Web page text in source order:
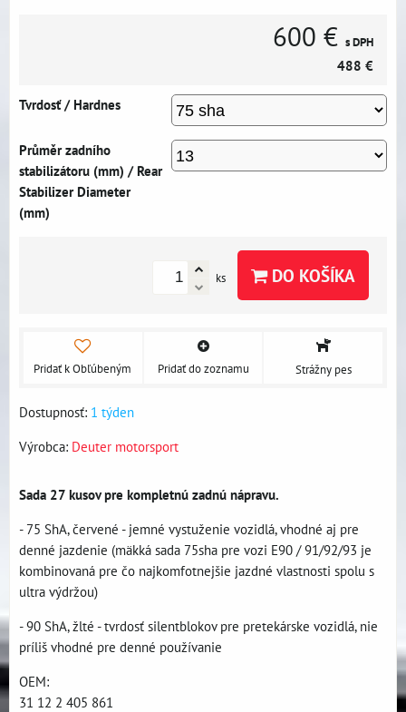
600 € s DPH
488 €
Tvrdosť / Hardnes
Průměr zadního
stabilizátoru (mm) / Rear
Stabilizer Diameter
(mm)
ks DO KOŠÍKA
Pridať k Obľúbeným Pridať do zoznamu Strážny pes
Dostupnosť: 1 týden
Výrobca: Deuter motorsport
Sada 27 kusov pre kompletnú zadnú nápravu.
- 75 ShA, červené - jemné vystuženie vozidlá, vhodné aj pre
denné jazdenie (mäkká sada 75sha pre vozi E90 / 91/92/93 je
kombinovaná pre čo najkomfotnejšie jazdné vlastnosti spolu s
ultra výdržou)
- 90 ShA, žlté - tvrdosť silentblokov pre pretekárske vozidlá, nie
príliš vhodné pre denné používanie
OEM:
31 12 2 405 861